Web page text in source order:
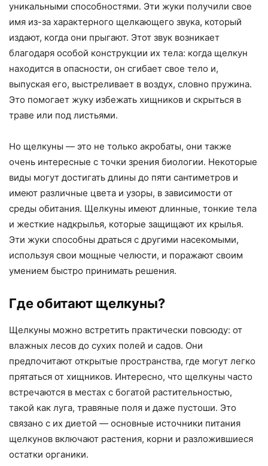
уникальными способностями. Эти жуки получили свое
имя из-за характерного щелкающего звука, который
издают, когда они прыгают. Этот звук возникает
благодаря особой конструкции их тела: когда щелкун
находится в опасности, он сгибает свое тело и,
выпуская его, выстреливает в воздух, словно пружина.
Это помогает жуку избежать хищников и скрыться в
траве или под листьями.
Но щелкуны — это не только акробаты, они также
очень интересные с точки зрения биологии. Некоторые
виды могут достигать длины до пяти сантиметров и
имеют различные цвета и узоры, в зависимости от
среды обитания. Щелкуны имеют длинные, тонкие тела
и жесткие надкрылья, которые защищают их крылья.
Эти жуки способны драться с другими насекомыми,
используя свои мощные челюсти, и поражают своим
умением быстро принимать решения.
Где обитают щелкуны?
Щелкуны можно встретить практически повсюду: от
влажных лесов до сухих полей и садов. Они
предпочитают открытые пространства, где могут легко
прятаться от хищников. Интересно, что щелкуны часто
встречаются в местах с богатой растительностью,
такой как луга, травяные поля и даже пустоши. Это
связано с их диетой — основные источники питания
щелкунов включают растения, корни и разложившиеся
остатки органики.